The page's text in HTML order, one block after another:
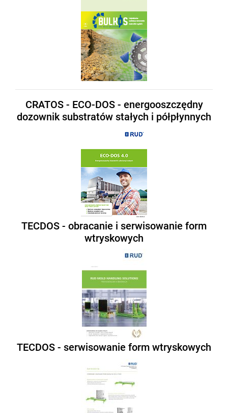
CRATOS - ECO-DOS - energooszczędny
dozownik substratów stałych i półpłynnych
TECDOS - obracanie i serwisowanie form
wtryskowych
TECDOS - serwisowanie form wtryskowych